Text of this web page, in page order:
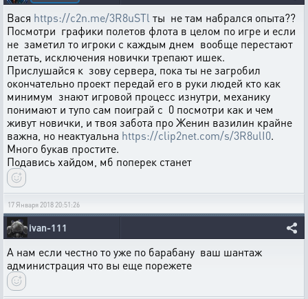
Вася https://c2n.me/3R8uSTl ты не там набрался опыта??
Посмотри графики полетов флота в целом по игре и если
не заметил то игроки с каждым днем вообще перестают
летать, исключения новички трепают ишек.
Прислушайся к зову сервера, пока ты не загробил
окончательно проект передай его в руки людей кто как
минимум знают игровой процесс изнутри, механику
понимают и тупо сам поиграй с 0 посмотри как и чем
живут новички, и твоя забота про Женин вазилин крайне
важна, но неактуальна https://clip2net.com/s/3R8ulI0.
Много букав простите.
Подавись хайдом, мб поперек станет
17 Января 2018 20:51:26
ivan-111
А нам если честно то уже по барабану ваш шантаж
администрация что вы еще порежете